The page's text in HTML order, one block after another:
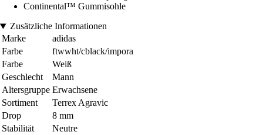
Continental™ Gummisohle
Zusätzliche Informationen
Marke
adidas
Farbe
ftwwht/cblack/impora
Farbe
Weiß
Geschlecht
Mann
Altersgruppe Erwachsene
Sortiment
Terrex Agravic
Drop
8 mm
Stabilität
Neutre